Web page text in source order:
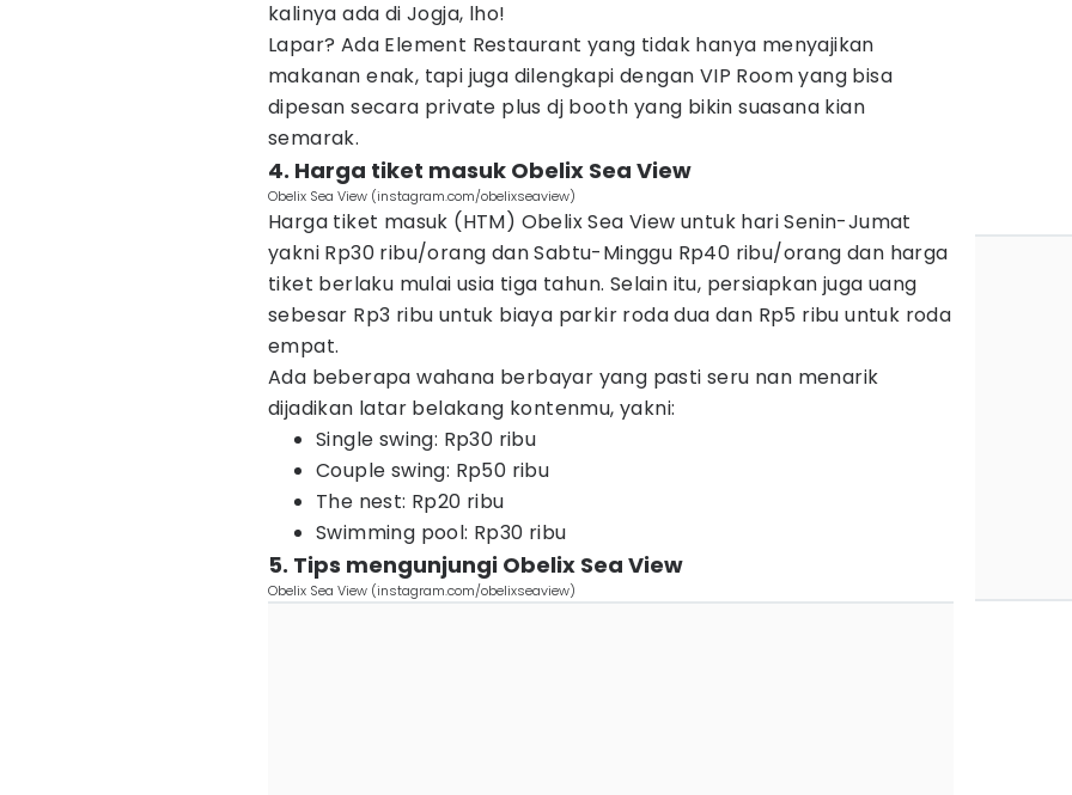
kalinya ada di Jogja, lho!
Lapar? Ada Element Restaurant yang tidak hanya menyajikan
makanan enak, tapi juga dilengkapi dengan VIP Room yang bisa
dipesan secara private plus dj booth yang bikin suasana kian
semarak.
4. Harga tiket masuk Obelix Sea View
Obelix Sea View (instagram.com/obelixseaview)
Harga tiket masuk (HTM) Obelix Sea View untuk hari Senin-Jumat
yakni Rp30 ribu/orang dan Sabtu-Minggu Rp40 ribu/orang dan harga
tiket berlaku mulai usia tiga tahun. Selain itu, persiapkan juga uang
sebesar Rp3 ribu untuk biaya parkir roda dua dan Rp5 ribu untuk roda
empat.
Ada beberapa wahana berbayar yang pasti seru nan menarik
dijadikan latar belakang kontenmu, yakni:
Single swing: Rp30 ribu
Couple swing: Rp50 ribu
The nest: Rp20 ribu
Swimming pool: Rp30 ribu
5. Tips mengunjungi Obelix Sea View
Obelix Sea View (instagram.com/obelixseaview)